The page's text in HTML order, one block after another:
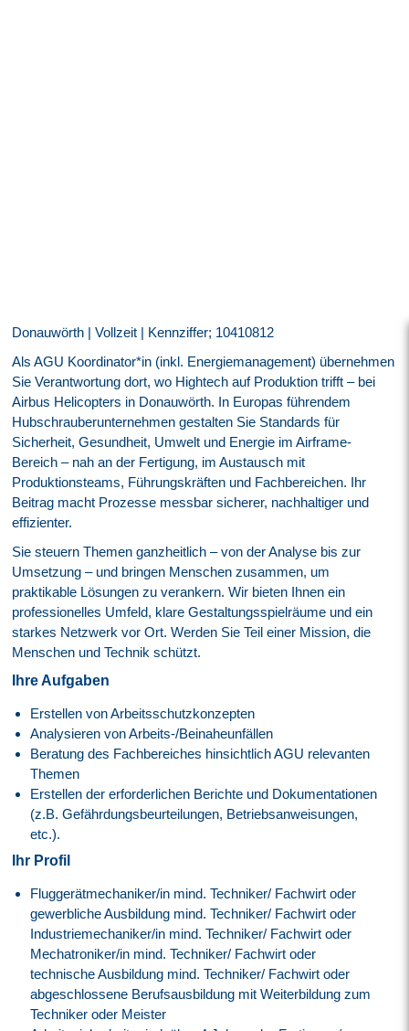
Donauwörth | Vollzeit | Kennziffer; 10410812
Als AGU Koordinator*in (inkl. Energiemanagement) übernehmen
Sie Verantwortung dort, wo Hightech auf Produktion trifft – bei
Airbus Helicopters in Donauwörth. In Europas führendem
Hubschrauberunternehmen gestalten Sie Standards für
Sicherheit, Gesundheit, Umwelt und Energie im Airframe-
Bereich – nah an der Fertigung, im Austausch mit
Produktionsteams, Führungskräften und Fachbereichen. Ihr
Beitrag macht Prozesse messbar sicherer, nachhaltiger und
effizienter.
Sie steuern Themen ganzheitlich – von der Analyse bis zur
Umsetzung – und bringen Menschen zusammen, um
praktikable Lösungen zu verankern. Wir bieten Ihnen ein
professionelles Umfeld, klare Gestaltungsspielräume und ein
starkes Netzwerk vor Ort. Werden Sie Teil einer Mission, die
Menschen und Technik schützt.
Ihre Aufgaben
Erstellen von Arbeitsschutzkonzepten
Analysieren von Arbeits-/Beinaheunfällen
Beratung des Fachbereiches hinsichtlich AGU relevanten
Themen
Erstellen der erforderlichen Berichte und Dokumentationen
(z.B. Gefährdungsbeurteilungen, Betriebsanweisungen,
etc.).
Ihr Profil
Fluggerätmechaniker/in mind. Techniker/ Fachwirt oder
gewerbliche Ausbildung mind. Techniker/ Fachwirt oder
Industriemechaniker/in mind. Techniker/ Fachwirt oder
Mechatroniker/in mind. Techniker/ Fachwirt oder
technische Ausbildung mind. Techniker/ Fachwirt oder
abgeschlossene Berufsausbildung mit Weiterbildung zum
Techniker oder Meister